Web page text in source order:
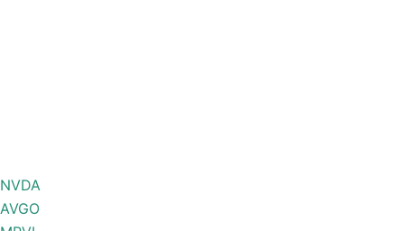
NVDA
AVGO